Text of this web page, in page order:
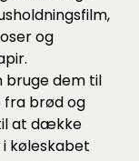
og
bruge dem til
fra brød og
at dække
køleskabet